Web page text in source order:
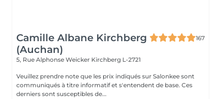
Camille Albane Kirchberg
(Auchan)
167
5, Rue Alphonse Weicker Kirchberg L-2721
Veuillez prendre note que les prix indiqués sur Salonkee sont
communiqués à titre informatif et s'entendent de base. Ces
derniers sont susceptibles de...